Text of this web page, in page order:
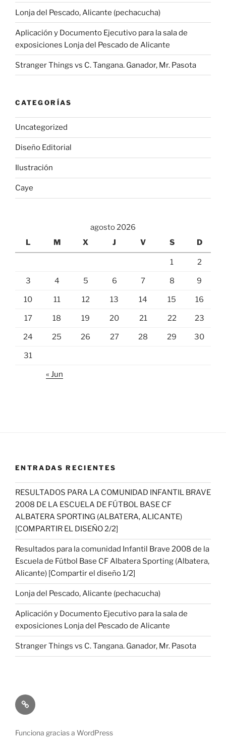
Lonja del Pescado, Alicante (pechacucha)
Aplicación y Documento Ejecutivo para la sala de
exposiciones Lonja del Pescado de Alicante
Stranger Things vs C. Tangana. Ganador, Mr. Pasota
CATEGORÍAS
Uncategorized
Diseño Editorial
Ilustración
Caye
agosto 2026
L
M X J V S D
1 2
3 4 5 6 7 8 9
10 11 12 13 14 15 16
17 18 19 20 21 22 23
24 25 26 27 28 29 30
31
« Jun
ENTRADAS RECIENTES
RESULTADOS PARA LA COMUNIDAD INFANTIL BRAVE
2008 DE LA ESCUELA DE FÚTBOL BASE CF
ALBATERA SPORTING (ALBATERA, ALICANTE)
[COMPARTIR EL DISEÑO 2/2]
Resultados para la comunidad Infantil Brave 2008 de la
Escuela de Fútbol Base CF Albatera Sporting (Albatera,
Alicante) [Compartir el diseño 1/2]
Lonja del Pescado, Alicante (pechacucha)
Aplicación y Documento Ejecutivo para la sala de
exposiciones Lonja del Pescado de Alicante
Stranger Things vs C. Tangana. Ganador, Mr. Pasota
¿Quién
soy?
Funciona gracias a WordPress